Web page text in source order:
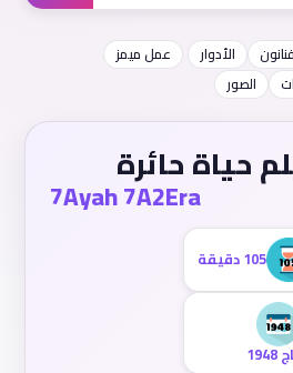
الأدوار
عمل ميمز
الصور
حياة حائرة
7Ayah 7A2Era
105 دقيقة